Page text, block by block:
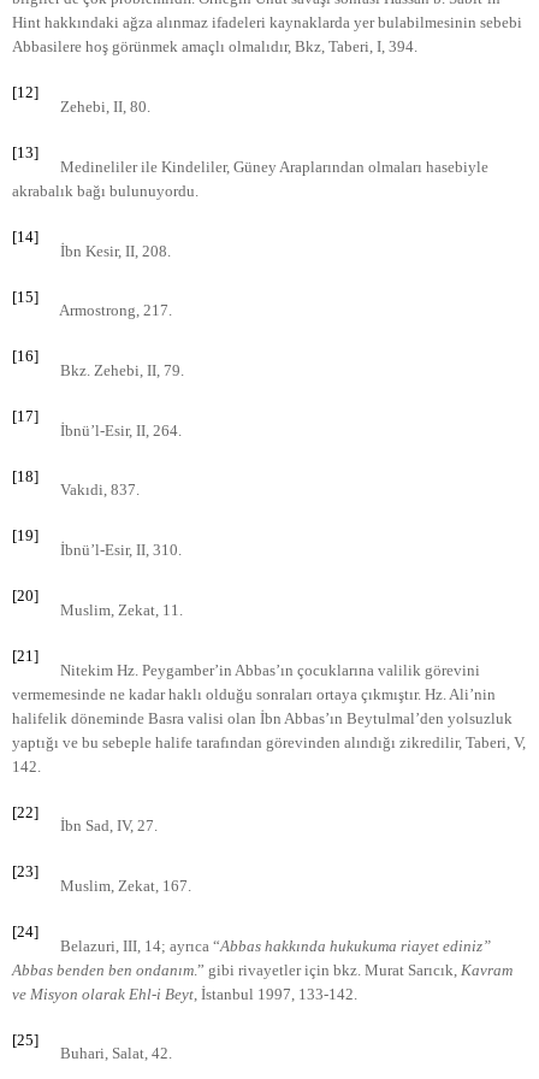
Hint hakkındaki ağza alınmaz ifadeleri kaynaklarda yer bulabilmesinin sebebi
Abbasilere hoş görünmek amaçlı olmalıdır, Bkz, Taberi, I, 394.
[12]
Zehebi, II, 80.
[13]
Medineliler ile Kindeliler, Güney Araplarından olmaları hasebiyle
akrabalık bağı bulunuyordu.
[14]
İbn Kesir, II, 208.
[15]
Armostrong, 217.
[16]
Bkz. Zehebi, II, 79.
[17]
İbnü’l-Esir, II, 264.
[18]
Vakıdi, 837.
[19]
İbnü’l-Esir, II, 310.
[20]
Muslim, Zekat, 11.
[21]
Nitekim Hz. Peygamber’in Abbas’ın çocuklarına valilik görevini
vermemesinde ne kadar haklı olduğu sonraları ortaya çıkmıştır. Hz. Ali’nin
halifelik döneminde Basra valisi olan İbn Abbas’ın Beytulmal’den yolsuzluk
yaptığı ve bu sebeple halife tarafından görevinden alındığı zikredilir, Taberi, V,
142.
[22]
İbn Sad, IV, 27.
[23]
Muslim, Zekat, 167.
[24]
Belazuri, III, 14; ayrıca “Abbas hakkında hukukuma riayet ediniz”
Abbas benden ben ondanım .” gibi rivayetler için bkz. Murat Sarıcık, Kavram
ve Misyon olarak Ehl-i Beyt , İstanbul 1997, 133-142.
[25]
Buhari, Salat, 42.